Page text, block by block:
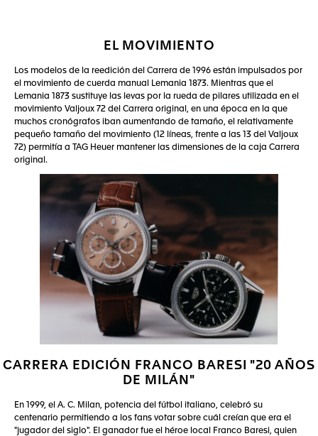
EL MOVIMIENTO
Los modelos de la reedición del Carrera de 1996 están impulsados por
el movimiento de cuerda manual Lemania 1873. Mientras que el
Lemania 1873 sustituye las levas por la rueda de pilares utilizada en el
movimiento Valjoux 72 del Carrera original, en una época en la que
muchos cronógrafos iban aumentando de tamaño, el relativamente
pequeño tamaño del movimiento (12 líneas, frente a las 13 del Valjoux
72) permitía a TAG Heuer mantener las dimensiones de la caja Carrera
original.
CARRERA EDICIÓN FRANCO BARESI "20 AÑOS
DE MILÁN"
En 1999, el A. C. Milan, potencia del fútbol italiano, celebró su
centenario permitiendo a los fans votar sobre cuál creían que era el
"jugador del siglo". El ganador fue el héroe local Franco Baresi, quien